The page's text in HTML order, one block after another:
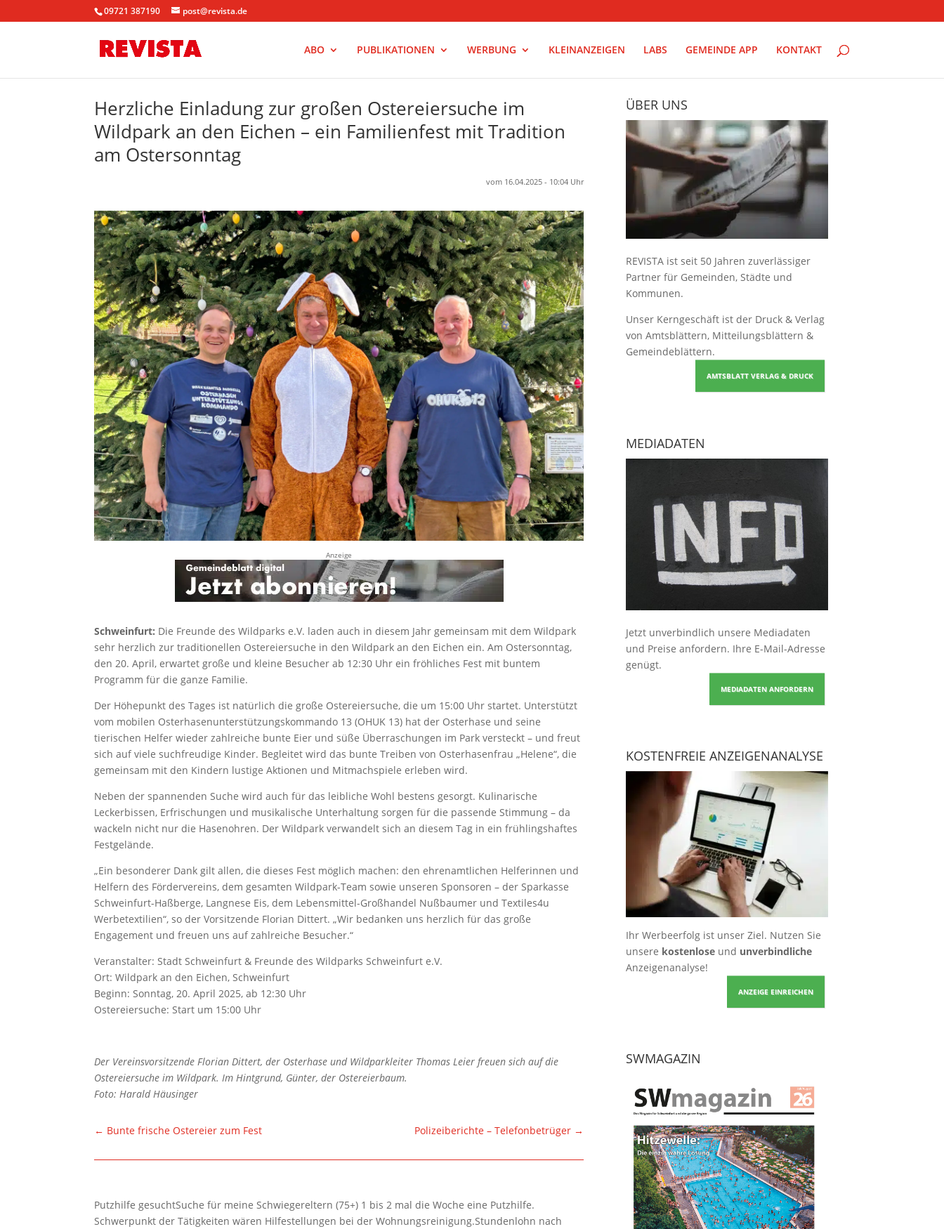
09721 387190 post@revista.de
ABO PUBLIKATIONEN WERBUNG KLEINANZEIGEN LABS GEMEINDE APP KONTAKT
Herzliche Einladung zur großen Ostereiersuche im
Wildpark an den Eichen – ein Familienfest mit Tradition
am Ostersonntag
vom 16.04.2025 - 10:04 Uhr
Anzeige
Schweinfurt: Die Freunde des Wildparks e.V. laden auch in diesem Jahr gemeinsam mit dem Wildpark
sehr herzlich zur traditionellen Ostereiersuche in den Wildpark an den Eichen ein. Am Ostersonntag,
den 20. April, erwartet große und kleine Besucher ab 12:30 Uhr ein fröhliches Fest mit buntem
Programm für die ganze Familie.
Der Höhepunkt des Tages ist natürlich die große Ostereiersuche, die um 15:00 Uhr startet. Unterstützt
vom mobilen Osterhasenunterstützungskommando 13 (OHUK 13) hat der Osterhase und seine
tierischen Helfer wieder zahlreiche bunte Eier und süße Überraschungen im Park versteckt – und freut
sich auf viele suchfreudige Kinder. Begleitet wird das bunte Treiben von Osterhasenfrau „Helene“, die
gemeinsam mit den Kindern lustige Aktionen und Mitmachspiele erleben wird.
Neben der spannenden Suche wird auch für das leibliche Wohl bestens gesorgt. Kulinarische
Leckerbissen, Erfrischungen und musikalische Unterhaltung sorgen für die passende Stimmung – da
wackeln nicht nur die Hasenohren. Der Wildpark verwandelt sich an diesem Tag in ein frühlingshaftes
Festgelände.
„Ein besonderer Dank gilt allen, die dieses Fest möglich machen: den ehrenamtlichen Helferinnen und
Helfern des Fördervereins, dem gesamten Wildpark-Team sowie unseren Sponsoren – der Sparkasse
Schweinfurt-Haßberge, Langnese Eis, dem Lebensmittel-Großhandel Nußbaumer und Textiles4u
Werbetextilien“, so der Vorsitzende Florian Dittert. „Wir bedanken uns herzlich für das große
Engagement und freuen uns auf zahlreiche Besucher.“
Veranstalter: Stadt Schweinfurt & Freunde des Wildparks Schweinfurt e.V.
Ort: Wildpark an den Eichen, Schweinfurt
Beginn: Sonntag, 20. April 2025, ab 12:30 Uhr
Ostereiersuche: Start um 15:00 Uhr
Der Vereinsvorsitzende Florian Dittert, der Osterhase und Wildparkleiter Thomas Leier freuen sich auf die
Ostereiersuche im Wildpark. Im Hintgrund, Günter, der Ostereierbaum.
Foto: Harald Häusinger
← Bunte frische Ostereier zum Fest Polizeiberichte – Telefonbetrüger →
Putzhilfe gesuchtSuche für meine Schwiegereltern (75+) 1 bis 2 mal die Woche eine Putzhilfe.
Schwerpunkt der Tätigkeiten wären Hilfestellungen bei der Wohnungsreinigung.Stundenlohn nach
ÜBER UNS
REVISTA ist seit 50 Jahren zuverlässiger
Partner für Gemeinden, Städte und
Kommunen.
Unser Kerngeschäft ist der Druck & Verlag
von Amtsblättern, Mitteilungsblättern &
Gemeindeblättern.
AMTSBLATT VERLAG & DRUCK
MEDIADATEN
Jetzt unverbindlich unsere Mediadaten
und Preise anfordern. Ihre E-Mail-Adresse
genügt.
MEDIADATEN ANFORDERN
KOSTENFREIE ANZEIGENANALYSE
Ihr Werbeerfolg ist unser Ziel. Nutzen Sie
unsere kostenloseund unverbindliche
Anzeigenanalyse!
ANZEIGE EINREICHEN
SWMAGAZIN